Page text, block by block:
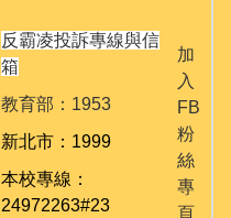
反霸凌投訴專線與信
箱
教育部：1953
新北市：1999
本校專線：
24972263#23
加
入
FB
粉
絲
專
頁